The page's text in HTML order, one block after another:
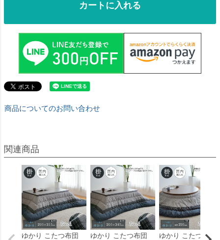
カートに入れる
商品についてのお問い合わせ
ゆかり こたつ布団
ゆかり こたつ布団
ゆかり こたつ布団